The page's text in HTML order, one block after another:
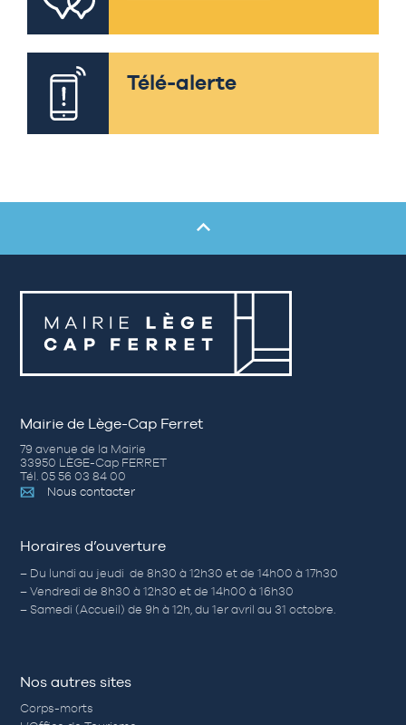
Télé-alerte
Mairie de Lège-Cap Ferret
79 avenue de la Mairie
33950 LÈGE-Cap FERRET
Tél. 05 56 03 84 00
Nous contacter
Horaires d’ouverture
– Du lundi au jeudi de 8h30 à 12h30 et de 14h00 à 17h30
– Vendredi de 8h30 à 12h30 et de 14h00 à 16h30
– Samedi (Accueil) de 9h à 12h, du 1er avril au 31 octobre.
Nos autres sites
Corps-morts